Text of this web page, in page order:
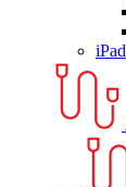
iPad